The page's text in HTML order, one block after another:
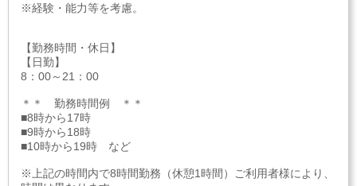
※経験・能力等を考慮。
【勤務時間・休日】
【日勤】
8：00～21：00
＊＊ 勤務時間例 ＊＊
■8時から17時
■9時から18時
■10時から19時 など
※上記の時間内で8時間勤務（休憩1時間）ご利用者様により、